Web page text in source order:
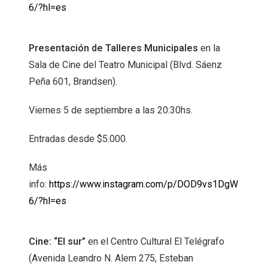
6/?hl=es
Presentación de Talleres Municipales en la
Sala de Cine del Teatro Municipal (Blvd. Sáenz
Peña 601, Brandsen).
Viernes 5 de septiembre a las 20:30hs.
Entradas desde $5.000.
Más
info: https://www.instagram.com/p/DOD9vs1DgW
6/?hl=es
Cine: “El sur” en el Centro Cultural El Telégrafo
(Avenida Leandro N. Alem 275, Esteban